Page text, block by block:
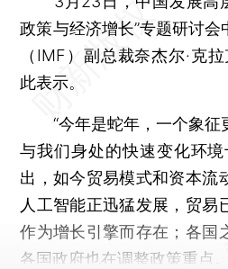
政策与经济增长”专题研讨
（IMF）副总裁奈杰尔·克
此表示。
“今年是蛇年，一个象征
与我们身处的快速变化环
出，如今贸易模式和资本流
人工智能正迅猛发展，贸易
作为增长引擎而存在；各国
各国政府也在调整政策重点。